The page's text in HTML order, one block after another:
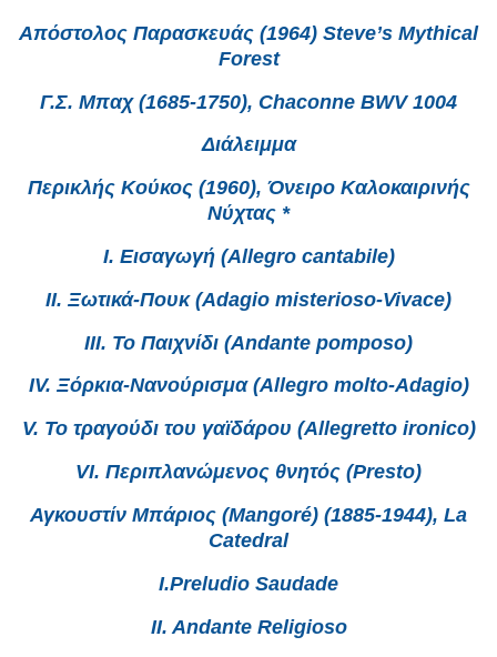
Απόστολος Παρασκευάς (1964) Steve’s Mythical
Forest
Γ.Σ. Μπαχ (1685-1750), Chaconne BWV 1004
Διάλειμμα
Περικλής Κούκος (1960), Όνειρο Καλοκαιρινής
Νύχτας *
Ι. Εισαγωγή (Allegro cantabile)
ΙΙ. Ξωτικά-Πουκ (Adagio misterioso-Vivace)
ΙΙΙ. Το Παιχνίδι (Andante pomposo)
IV. Ξόρκια-Νανούρισμα (Allegro molto-Adagio)
V. Το τραγούδι του γαϊδάρου (Allegretto ironico)
VI. Περιπλανώμενος θνητός (Presto)
Αγκουστίν Μπάριος (Mangoré) (1885-1944), La
Catedral
Ι.Preludio Saudade
II. Andante Religioso